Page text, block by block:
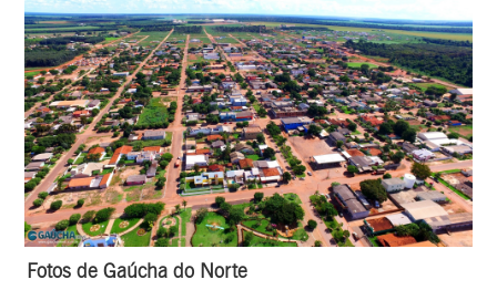
Fotos de Gaúcha do Norte